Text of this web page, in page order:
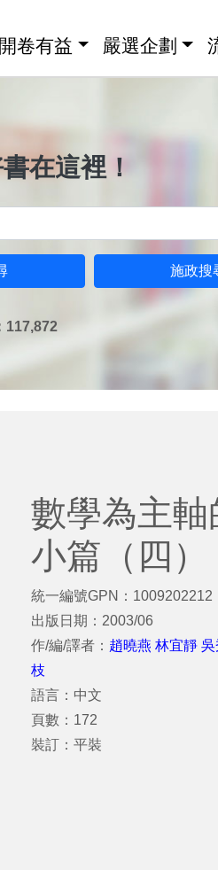
卷有益 嚴選企劃
在這裡！
施政搜
117,872
數學為主軸
小篇（四）
統一編號GPN：1009202212
出版日期：2003/06
作/編/譯者： 趙曉燕 林宜靜
枝
語言：中文
頁數：172
裝訂：平裝